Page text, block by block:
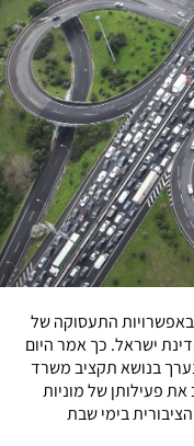
התעסוקה של
ישראל. כך אמר היום
בנושא תקציב משרד
פעילותן של מוניות
בימי שבת